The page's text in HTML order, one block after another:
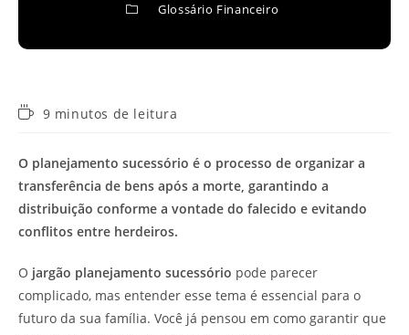
Glossário Financeiro
Tempo9 minutos de leitura
O planejamento sucessório é o processo de organizar a
transferência de bens após a morte, garantindo a
distribuição conforme a vontade do falecido e evitando
conflitos entre herdeiros.
O jargão planejamento sucessório pode parecer
complicado, mas entender esse tema é essencial para o
futuro da sua família. Você já pensou em como garantir que